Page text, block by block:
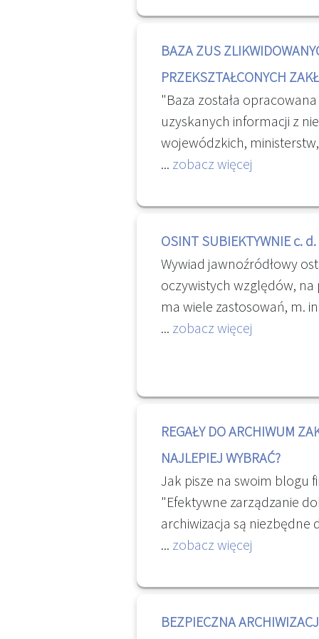
Naczelnego Dyrektora
[...] " Rada Ministrów
ustawy o narodowym
archiwach | dzieje.pl -
dokumentów spółdzielni
BAZA ZUS
PRZEKSZTAŁCONYCH
"Baza została
uzyskanych informacji z
wojewódzkich,
oraz archiwów
porządku alfabetycznym
zlikwidowanych bądź
przechowywania
osobowej i płacowej
zakładów). [...] " Baza
przekształconych
... zobacz więcej
OSINT SUBIEKTYWNIE c. d.
Wywiad jawnoźródłowy
oczywistych względów, na
ma wiele zastosowań, m.
biznesie. W Internecie jest
darmowych i
zbiór linków, zawierający
... zobacz więcej
REGAŁY DO ARCHIWUM
NAJLEPIEJ WYBRAĆ?
Jak pisze na swoim blogu
"Efektywne zarządzanie
archiwizacja są niezbędne
funkcjonowania każdej
przedsiębiorstw,
archiwum zakładowym
dokumentów i
... zobacz więcej
BEZPIECZNA